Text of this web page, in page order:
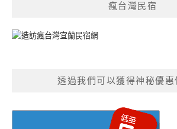
瘋台灣民宿
透過我們可以獲得神秘優惠